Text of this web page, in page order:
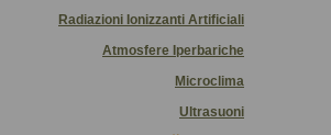
Radiazioni Ionizzanti Artificiali
Atmosfere Iperbariche
Microclima
Ultrasuoni